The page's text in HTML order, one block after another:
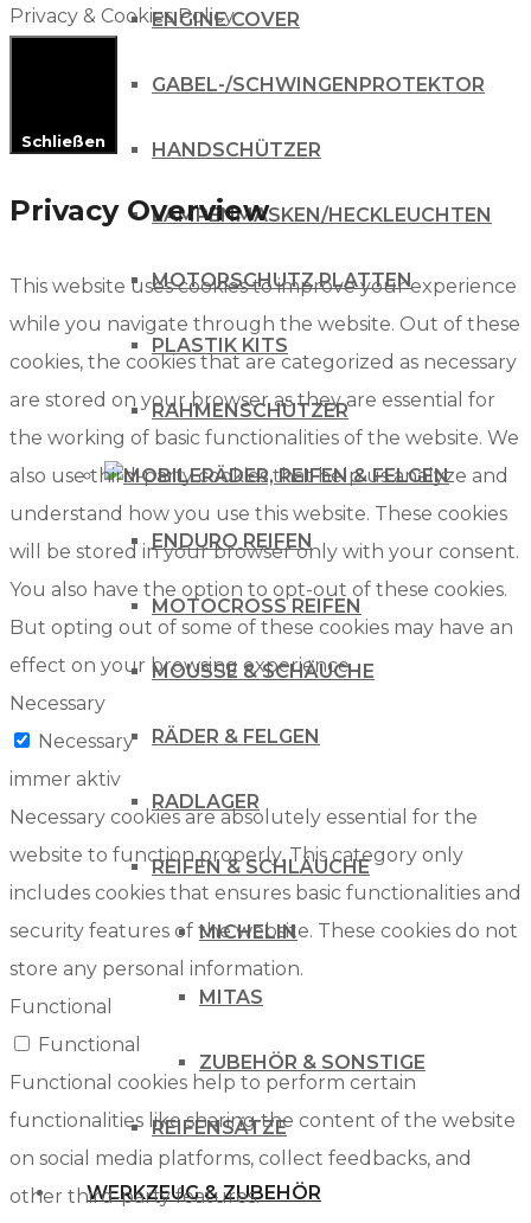
ENGINE COVER
GABEL-/SCHWINGENPROTEKTOR
HANDSCHÜTZER
LAMPENMASKEN/HECKLEUCHTEN
MOTORSCHUTZ PLATTEN
PLASTIK KITS
RAHMENSCHÜTZER
RÄDER, REIFEN & FELGEN
ENDURO REIFEN
MOTOCROSS REIFEN
MOUSSE & SCHÄUCHE
RÄDER & FELGEN
RADLAGER
REIFEN & SCHLÄUCHE
MICHELIN
MITAS
ZUBEHÖR & SONSTIGE
REIFENSÄTZE
WERKZEUG & ZUBEHÖR
Privacy & Cookies Policy
Schließen
Privacy Overview
This website uses cookies to improve your experience
while you navigate through the website. Out of these
cookies, the cookies that are categorized as necessary
are stored on your browser as they are essential for
the working of basic functionalities of the website. We
also use third-party cookies that help us analyze and
understand how you use this website. These cookies
will be stored in your browser only with your consent.
You also have the option to opt-out of these cookies.
But opting out of some of these cookies may have an
effect on your browsing experience.
Necessary
Necessary
immer aktiv
Necessary cookies are absolutely essential for the
website to function properly. This category only
includes cookies that ensures basic functionalities and
security features of the website. These cookies do not
store any personal information.
Functional
Functional
Functional cookies help to perform certain
functionalities like sharing the content of the website
on social media platforms, collect feedbacks, and
other third-party features.